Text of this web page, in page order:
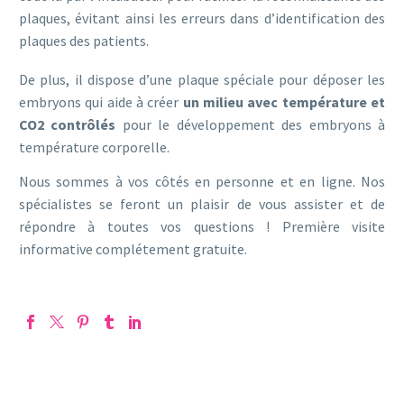
plaques, évitant ainsi les erreurs dans d’identification des
plaques des patients.
De plus, il dispose d’une plaque spéciale pour déposer les
embryons qui aide à créer un milieu avec température et
CO2 contrôlés pour le développement des embryons à
température corporelle.
Nous sommes à vos côtés en personne et en ligne. Nos
spécialistes se feront un plaisir de vous assister et de
répondre à toutes vos questions ! Première visite
informative complétement gratuite.